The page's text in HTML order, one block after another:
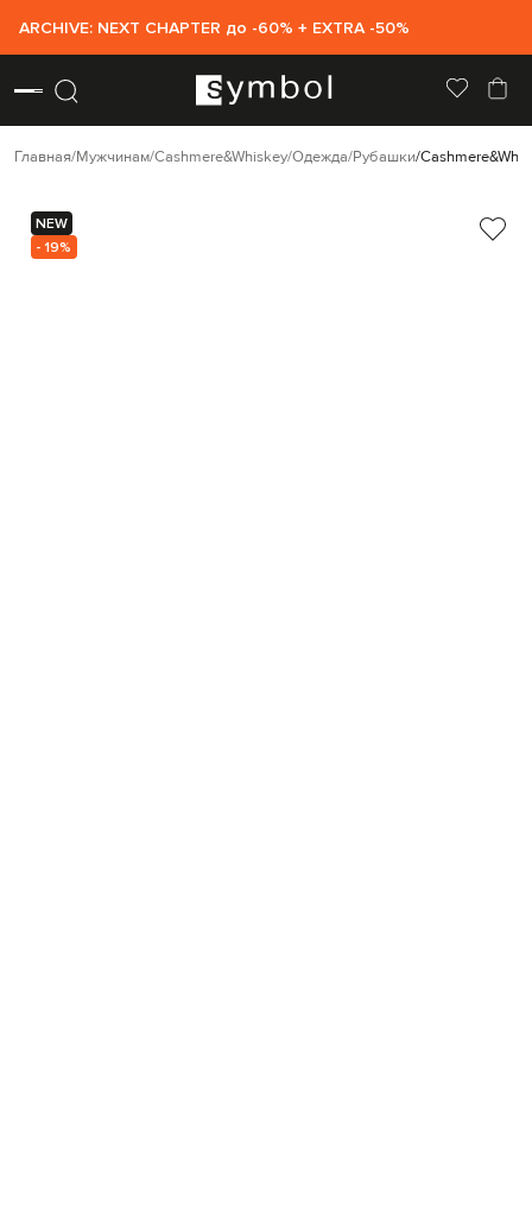
ARCHIVE: NEXT CHAPTER до -60% + EXTRA -50%
Главная Мужчинам Cashmere&Whiskey Одежда Рубашки
NEW
- 19%